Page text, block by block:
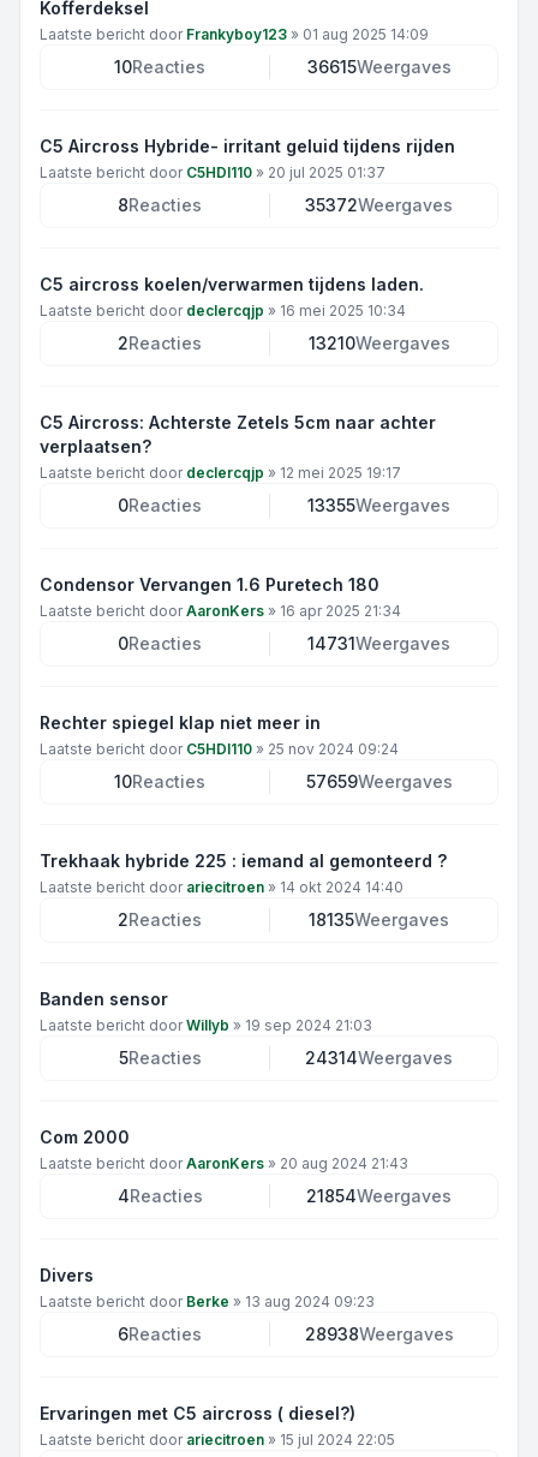
Kofferdeksel
Laatste bericht door Frankyboy123 » 01 aug 2025 14:09
10Reacties 36615Weergaves
C5 Aircross Hybride- irritant geluid tijdens rijden
Laatste bericht door C5HDI110 » 20 jul 2025 01:37
8Reacties 35372Weergaves
C5 aircross koelen/verwarmen tijdens laden.
Laatste bericht door declercqjp » 16 mei 2025 10:34
2Reacties 13210Weergaves
C5 Aircross: Achterste Zetels 5cm naar achter
verplaatsen?
Laatste bericht door declercqjp » 12 mei 2025 19:17
0Reacties 13355Weergaves
Condensor Vervangen 1.6 Puretech 180
Laatste bericht doorAaronKers » 16 apr 2025 21:34
0Reacties 14731Weergaves
Rechter spiegel klap niet meer in
Laatste bericht door C5HDI110 » 25 nov 2024 09:24
10Reacties 57659Weergaves
Trekhaak hybride 225 : iemand al gemonteerd ?
Laatste bericht door ariecitroen » 14 okt 2024 14:40
2Reacties 18135Weergaves
Banden sensor
Laatste bericht doorWillyb » 19 sep 2024 21:03
5Reacties 24314Weergaves
Com 2000
Laatste bericht doorAaronKers » 20 aug 2024 21:43
4Reacties 21854Weergaves
Divers
Laatste bericht door Berke » 13 aug 2024 09:23
6Reacties 28938Weergaves
Ervaringen met C5 aircross ( diesel?)
Laatste bericht door ariecitroen » 15 jul 2024 22:05